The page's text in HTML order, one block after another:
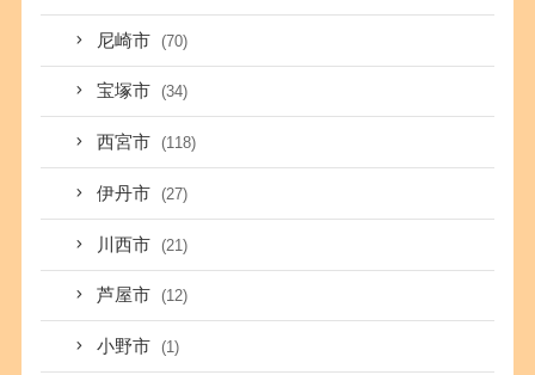
尼崎市 (70)
宝塚市 (34)
西宮市 (118)
伊丹市 (27)
川西市 (21)
芦屋市 (12)
小野市 (1)